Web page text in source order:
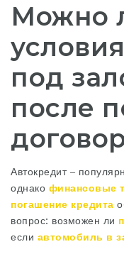
Можно
под
после
Автокредит –
однако финансовые
погашение кредита
вопрос: возможен ли
если автомобиль в